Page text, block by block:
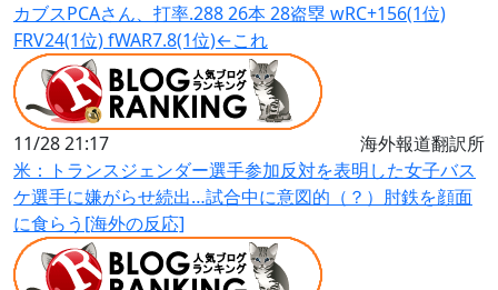
カブスPCAさん、打率.288 26本 28盗塁 wRC+156(1位)
FRV24(1位) fWAR7.8(1位)←これ
11/28 21:17
海外報道翻訳所
米：トランスジェンダー選手参加反対を表明した女子バス
ケ選手に嫌がらせ続出…試合中に意図的（？）肘鉄を顔面
に食らう[海外の反応]